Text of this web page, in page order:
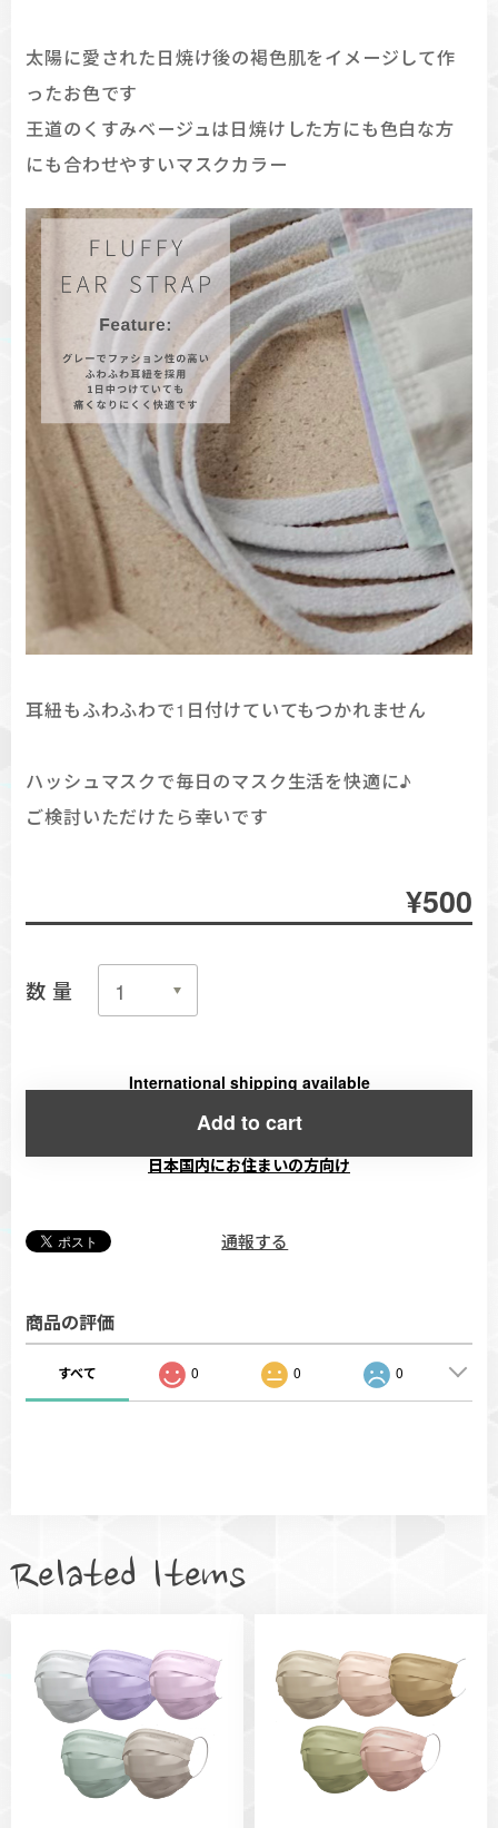
太陽に愛された日焼け後の褐色肌をイメージして作
ったお色です
王道のくすみベージュは日焼けした方にも色白な方
にも合わせやすいマスクカラー
耳紐もふわふわで1日付けていてもつかれません
ハッシュマスクで毎日のマスク生活を快適に♪
ご検討いただけたら幸いです
¥500
数量
International shipping available
Add to cart
日本国内にお住まいの方向け
通報する
商品の評価
すべて 0 0 0
Related Items